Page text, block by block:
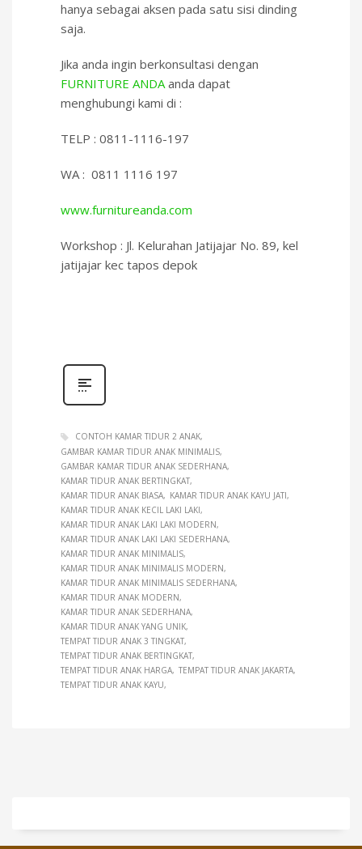
hanya sebagai aksen pada satu sisi dinding
saja.
Jika anda ingin berkonsultasi dengan
FURNITURE ANDAanda dapat
menghubungi kami di :
TELP : 0811-1116-197
WA : 0811 1116 197
www.furnitureanda.com
Workshop : Jl. Kelurahan Jatijajar No. 89, kel
jatijajar kec tapos depok
CONTOH KAMAR TIDUR 2 ANAK
GAMBAR KAMAR TIDUR ANAK MINIMALIS
GAMBAR KAMAR TIDUR ANAK SEDERHANA
KAMAR TIDUR ANAK BERTINGKAT
KAMAR TIDUR ANAK BIASA
KAMAR TIDUR ANAK KAYU JATI
KAMAR TIDUR ANAK KECIL LAKI LAKI
KAMAR TIDUR ANAK LAKI LAKI MODERN
KAMAR TIDUR ANAK LAKI LAKI SEDERHANA
KAMAR TIDUR ANAK MINIMALIS
KAMAR TIDUR ANAK MINIMALIS MODERN
KAMAR TIDUR ANAK MINIMALIS SEDERHANA
KAMAR TIDUR ANAK MODERN
KAMAR TIDUR ANAK SEDERHANA
KAMAR TIDUR ANAK YANG UNIK
TEMPAT TIDUR ANAK 3 TINGKAT
TEMPAT TIDUR ANAK BERTINGKAT
TEMPAT TIDUR ANAK HARGA TEMPAT TIDUR ANAK JAKARTA
TEMPAT TIDUR ANAK KAYU